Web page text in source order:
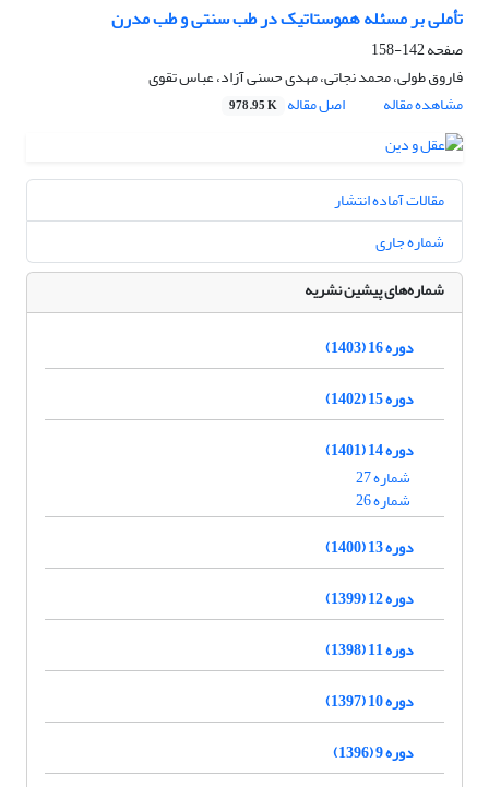
تأملی بر مسئله هموستاتیک در طب سنتی و طب مدرن
صفحه142-158
فاروق طولی، محمد نجاتی، مهدی حسنی آزاد، عباس تقوی
مشاهده مقاله
اصل مقاله 978.95 K
مقالات آماده انتشار
شماره جاری
شماره‌های پیشین نشریه
دوره 16 (1403)
دوره 15 (1402)
دوره 14 (1401)
شماره 27
شماره 26
دوره 13 (1400)
دوره 12 (1399)
دوره 11 (1398)
دوره 10 (1397)
دوره 9 (1396)